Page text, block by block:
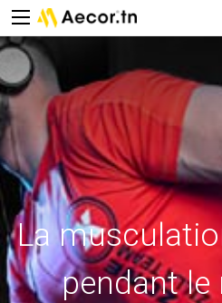
La
pendant le